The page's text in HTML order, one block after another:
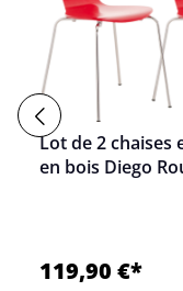
Lot de 2 chaises
en bois Diego
119,90 €*